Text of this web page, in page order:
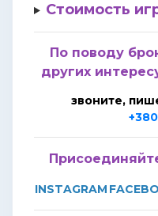
Стоимость
По поводу
других
звоните,
INSTAGRAM